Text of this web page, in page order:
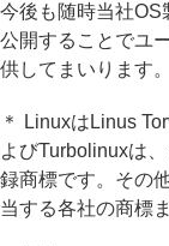
今後も随時当社OS
公開することでユ
供してまいります。
＊ LinuxはLinus
よびTurbolinuxは
録商標です。その
当する各社の商標